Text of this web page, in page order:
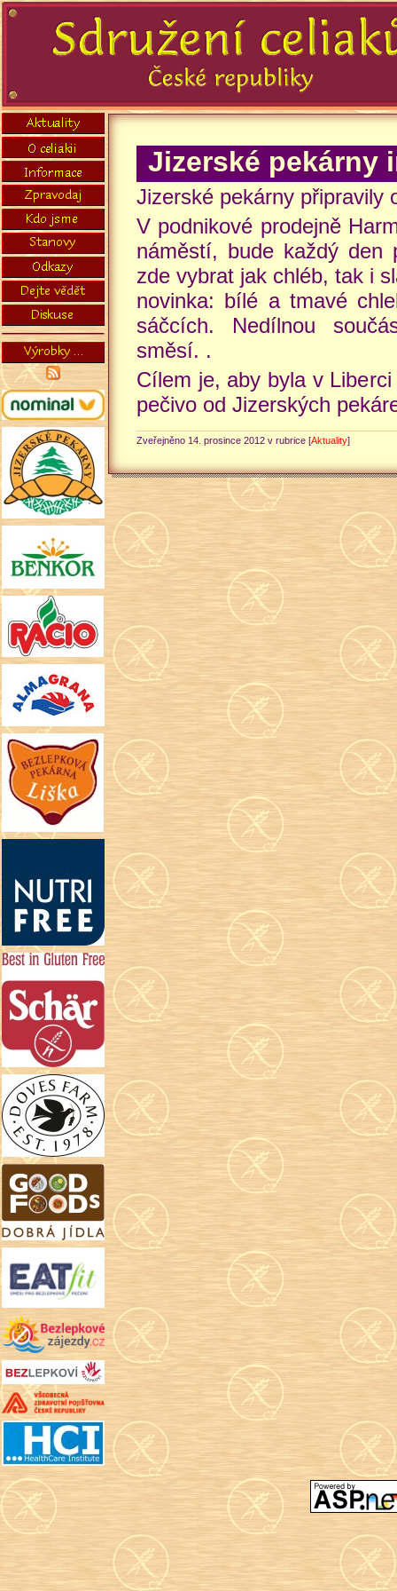
Jizerské pekárny
Jizerské pekárny připravily
V podnikové prodejně
náměstí, bude každý den
zde vybrat jak chléb, tak i
novinka: bílé a tmavé
sáčcích. Nedílnou
směsí. .
Cílem je, aby byla v
pečivo od Jizerských
Zveřejněno 14. prosince 2012 v rubrice [Aktuality]